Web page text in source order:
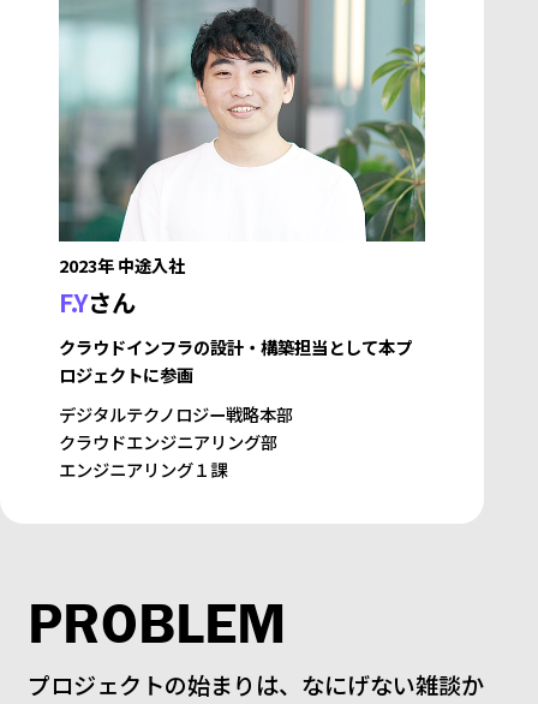
2023年 中途入社
F.Yさん
クラウドインフラの設計・構築担当として本プ
ロジェクトに参画
デジタルテクノロジー戦略本部
クラウドエンジニアリング部
エンジニアリング１課
PROBLEM
プロジェクトの始まりは、なにげない雑談か